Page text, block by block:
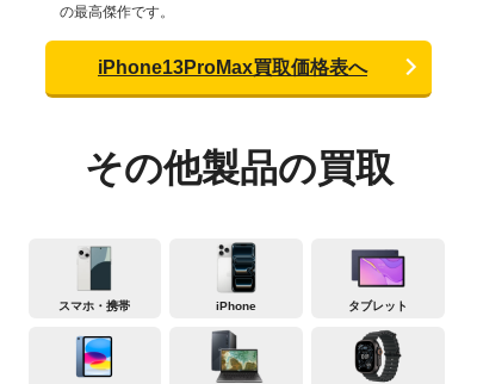
の最高傑作です。
iPhone13ProMax買取価格表へ
その他製品の買取
スマホ・携帯 iPhone タブレット